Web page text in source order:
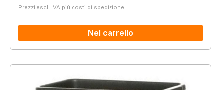
Prezzi escl. IVA più costi di spedizione
Nel carrello